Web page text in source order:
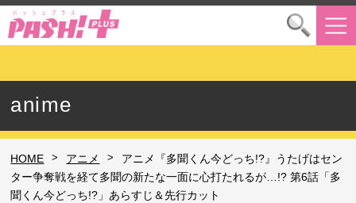
anime
HOME > アニメ >
アニメ『多聞くん今どっち!?』うたげはセン
ター争奪戦を経て多聞の新たな一面に心打たれるが…!? 第6話「多
聞くん今どっち!?」あらすじ＆先行カット